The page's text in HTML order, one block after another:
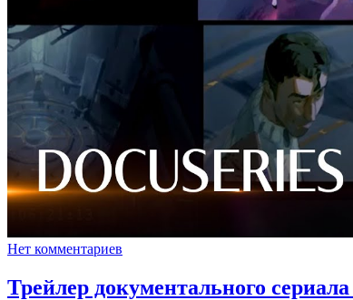
Нет комментариев
Трейлер документального